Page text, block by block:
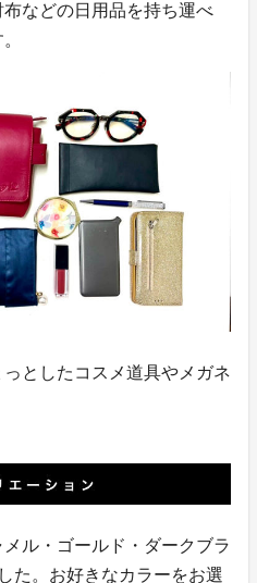
などの日用品を持ち運べ
としたコスメ道具やメガネ
ル・ゴールド・ダークブラ
た。お好きなカラーをお選